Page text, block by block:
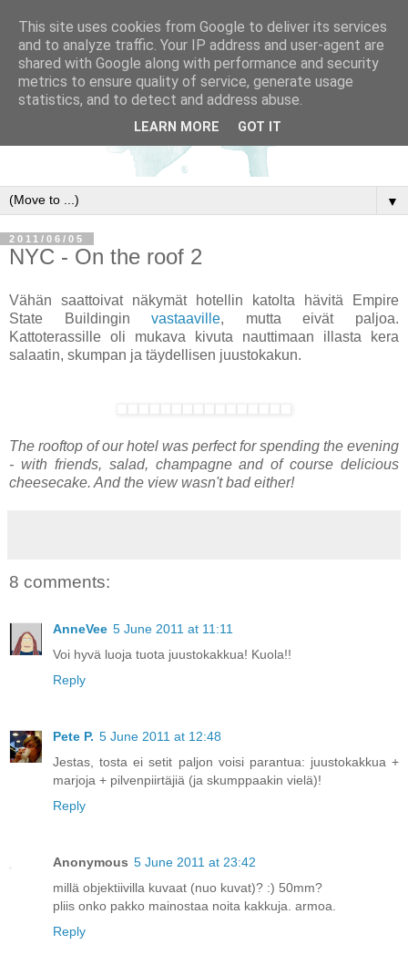
▼
2011/06/05
NYC - On the roof 2
Vähän saattoivat näkymät hotellin katolta hävitä Empire
State Buildinginvastaaville, mutta eivät paljoa.
Kattoterassille oli mukava kivuta nauttimaan illasta kera
salaatin, skumpan ja täydellisen juustokakun.
The rooftop of our hotel was perfect for spending the evening
- with friends, salad, champagne and of course delicious
cheesecake. And the view wasn't bad either!
8 comments:
AnneVee 5 June 2011 at 11:11
Voi hyvä luoja tuota juustokakkua! Kuola!!
Reply
Pete P. 5 June 2011 at 12:48
Jestas, tosta ei setit paljon voisi parantua: juustokakkua +
marjoja + pilvenpiirtäjiä (ja skumppaakin vielä)!
Reply
Anonymous 5 June 2011 at 23:42
millä objektiivilla kuvaat (nuo kuvat)? :) 50mm?
pliis onko pakko mainostaa noita kakkuja. armoa.
Reply
This site uses cookies from Google to deliver its services
and to analyze traffic. Your IP address and user-agent are
shared with Google along with performance and security
metrics to ensure quality of service, generate usage
statistics, and to detect and address abuse.
LEARN MORE GOT IT